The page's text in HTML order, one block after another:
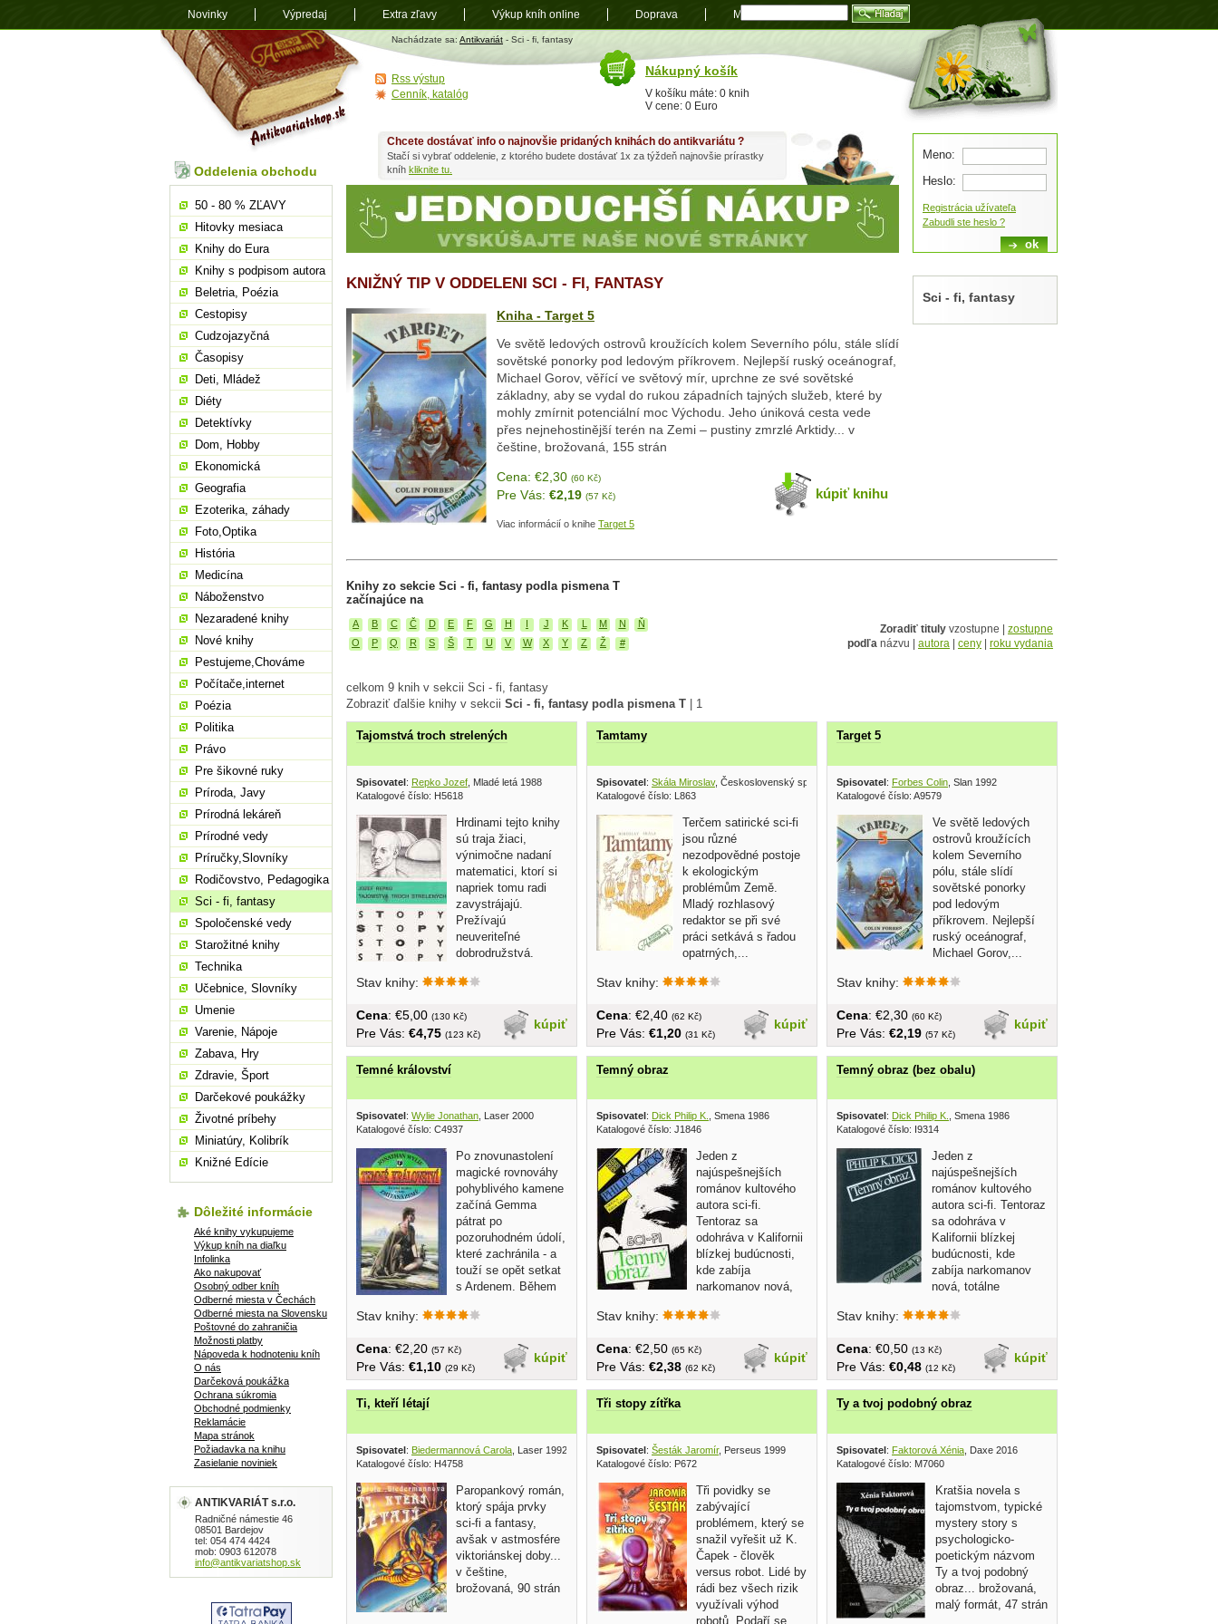
Antikvariát
shop.sk
Nachádzate sa: Antikvariát - Sci - fi, fantasy
KNIŽNÝ TIP V ODDELENI SCI - FI, FANTASY
Kniha - Target 5
Ve světě ledových ostrovů kroužících kolem Severního pólu, stále slídí
sovětské ponorky pod ledovým příkrovem. Nejlepší ruský oceánograf,
Michael Gorov, věřící ve světový mír, uprchne ze své sovětské
základny, aby se vydal do rukou západních tajných služeb, které by
mohly zmírnit potenciální moc Východu. Jeho úniková cesta vede
přes nejnehostinější terén na Zemi – pustiny zmrzlé Arktidy... v
češtine, brožovaná, 155 strán
kúpiť knihu
Cena: €2,30 (60 Kč)
Pre Vás: €2,19 (57 Kč)
Viac informácií o knihe Target 5
Sci - fi, fantasy
Knihy zo sekcie Sci - fi, fantasy podla pismena T
začínajúce na
A B C Č D E F G H I J K L M N
Ň
O
P Q R S Š T U V W X Y Z Ž #
Zoradiť tituly vzostupne | zostupne
podľa názvu | autora ceny roku vydania
celkom 9 knih v sekcii Sci - fi, fantasy
Zobraziť ďalšie knihy v sekcii Sci - fi, fantasy podla pismena T 1
Tajomstvá troch strelených
Spisovatel: Repko Jozef , Mladé letá 1988
Katalogové číslo: H5618
Hrdinami tejto knihy
sú traja žiaci,
výnimočne nadaní
matematici, ktorí si
napriek tomu radi
zavystrájajú.
Prežívajú
neuveriteľné
dobrodružstvá.
Stav knihy:
kúpiť
Cena: €5,00 (130 Kč)
Pre Vás: €4,75 (123 Kč)
Tamtamy
Spisovatel: Skála Miroslav, Československý spisovatel 1986
Katalogové číslo: L863
Terčem satirické sci-fi
jsou různé
nezodpovědné postoje
k ekologickým
problémům Země.
Mladý rozhlasový
redaktor se při své
práci setkává s řadou
opatrných,...
Stav knihy:
kúpiť
Cena: €2,40 (62 Kč)
Pre Vás: €1,20 (31 Kč)
Target 5
Spisovatel: Forbes Colin , Slan 1992
Katalogové číslo: A9579
Ve světě ledových
ostrovů kroužících
kolem Severního
pólu, stále slídí
sovětské ponorky
pod ledovým
příkrovem. Nejlepší
ruský oceánograf,
Michael Gorov,...
Stav knihy:
kúpiť
Cena: €2,30 (60 Kč)
Pre Vás: €2,19 (57 Kč)
Temné království
Spisovatel : Wylie Jonathan, Laser 2000
Katalogové číslo: C4937
Po znovunastolení
magické rovnováhy
pohyblivého kamene
začíná Gemma
pátrat po
pozoruhodném údolí,
které zachránila - a
touží se opět setkat
s Ardenem. Během
Stav knihy:
kúpiť
Cena: €2,20 (57 Kč)
Pre Vás: €1,10 (29 Kč)
Temný obraz
Spisovatel : Dick Philip K., Smena 1986
Katalogové číslo: J1846
Jeden z
najúspešnejších
románov kultového
autora sci-fi.
Tentoraz sa
odohráva v Kalifornii
blízkej budúcnosti,
kde zabíja
narkomanov nová,
droga....
Stav knihy:
kúpiť
Cena: €2,50 (65 Kč)
Pre Vás: €2,38 (62 Kč)
Temný obraz (bez obalu)
Spisovatel : Dick Philip K., Smena 1986
Katalogové číslo: I9314
Jeden z
najúspešnejších
románov kultového
autora sci-fi. Tentoraz
sa odohráva v
Kalifornii blízkej
budúcnosti, kde
zabíja narkomanov
nová, totálne
Stav knihy:
kúpiť
Cena: €0,50 (13 Kč)
Pre Vás: €0,48 (12 Kč)
Ti, kteří létají
Spisovatel: Biedermannová Carola , Laser 1992
Katalogové číslo: H4758
Paropankový román,
ktorý spája prvky
sci-fi a fantasy,
avšak v astmosfére
viktoriánskej doby...
v češtine,
brožovaná, 90 strán
Tři stopy zítřka
Spisovatel: Šesták Jaromír, Perseus 1999
Katalogové číslo: P672
Tři povidky se
zabývající
problémem, který se
snažil vyřešit už K.
Čapek - člověk
versus robot. Lidé by
rádi bez všech rizik
využívali výhod
robotů. Podaří se...
Ty a tvoj podobný obraz
Spisovatel: Faktorová Xénia , Daxe 2016
Katalogové číslo: M7060
Kratšia novela s
tajomstvom, typické
mystery story s
psychologicko-
poetickým názvom
Ty a tvoj podobný
obraz... brožovaná,
malý formát, 47 strán
Chcete dostávať info o najnovšie pridaných knihách do antikvariátu ?
Stačí si vybrať oddelenie, z ktorého budete dostávať 1x za týždeň najnovšie prírastky
kníh kliknite tu.
Oddelenia obchodu
50 - 80 % ZĽAVY
Hitovky mesiaca
Knihy do Eura
Knihy s podpisom autora
Beletria, Poézia
Cestopisy
Cudzojazyčná
Časopisy
Deti, Mládež
Diéty
Detektívky
Dom, Hobby
Ekonomická
Geografia
Ezoterika, záhady
Foto,Optika
História
Medicína
Náboženstvo
Nezaradené knihy
Nové knihy
Pestujeme,Chováme
Počítače,internet
Poézia
Politika
Právo
Pre šikovné ruky
Príroda, Javy
Prírodná lekáreň
Prírodné vedy
Príručky,Slovníky
Rodičovstvo, Pedagogika
Sci - fi, fantasy
Spoločenské vedy
Starožitné knihy
Technika
Učebnice, Slovníky
Umenie
Varenie, Nápoje
Zabava, Hry
Zdravie, Šport
Darčekové poukážky
Životné príbehy
Miniatúry, Kolibrík
Knižné Edície
Dôležité informácie
Aké knihy vykupujeme
Výkup kníh na diaľku
Infolinka
Ako nakupovať
Osobný odber kníh
Odberné miesta v Čechách
Odberné miesta na Slovensku
Poštovné do zahraničia
Možnosti platby
Nápoveda k hodnoteniu kníh
O nás
Darčeková poukážka
Ochrana súkromia
Obchodné podmienky
Reklamácie
Mapa stránok
Požiadavka na knihu
Zasielanie noviniek
ANTIKVARIÁT s.r.o.
Radničné námestie 46
08501 Bardejov
tel: 054 474 4424
mob: 0903 612078
info@antikvariatshop.sk
Meno:
Heslo:
Registrácia užívateľa
Zabudli ste heslo ?
Nákupný košík
V košíku máte: 0 knih
V cene: 0 Euro
Rss výstup
Cenník, katalóg
Novinky Výpredaj Extra zľavy Výkup kníh online Doprava Mapa